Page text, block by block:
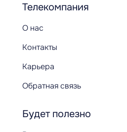
Телекомпания
О нас
Контакты
Карьера
Обратная связь
Будет полезно